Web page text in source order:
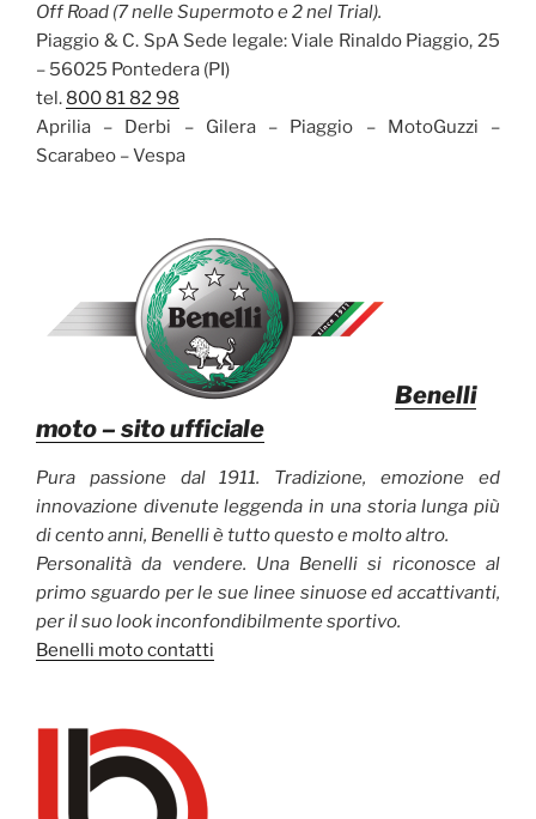
Off Road (7 nelle Supermoto e 2 nel Trial).
Piaggio & C. SpA Sede legale: Viale Rinaldo Piaggio, 25
– 56025 Pontedera (PI)
tel. 800 81 82 98
Aprilia – Derbi – Gilera – Piaggio – MotoGuzzi –
Scarabeo – Vespa
Benelli
moto– sito ufficiale
Pura passione dal 1911. Tradizione, emozione ed
innovazione divenute leggenda in una storia lunga più
di cento anni, Benelli è tutto questo e molto altro.
Personalità da vendere. Una Benelli si riconosce al
primo sguardo per le sue linee sinuose ed accattivanti,
per il suo look inconfondibilmente sportivo.
Benelli moto contatti